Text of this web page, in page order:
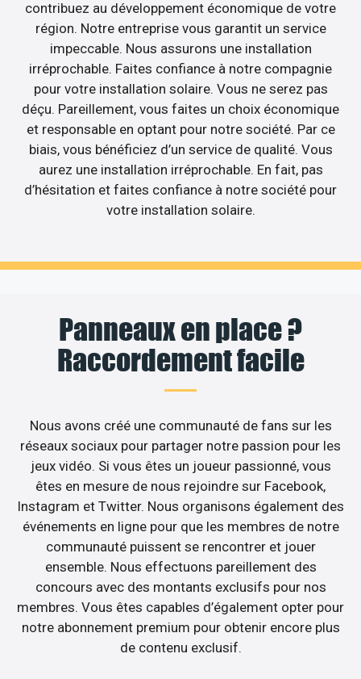
contribuez au développement économique de votre
région. Notre entreprise vous garantit un service
impeccable. Nous assurons une installation
irréprochable. Faites confiance à notre compagnie
pour votre installation solaire. Vous ne serez pas
déçu. Pareillement, vous faites un choix économique
et responsable en optant pour notre société. Par ce
biais, vous bénéficiez d’un service de qualité. Vous
aurez une installation irréprochable. En fait, pas
d’hésitation et faites confiance à notre société pour
votre installation solaire.
Panneaux en place ?
Raccordement facile
Nous avons créé une communauté de fans sur les
réseaux sociaux pour partager notre passion pour les
jeux vidéo. Si vous êtes un joueur passionné, vous
êtes en mesure de nous rejoindre sur Facebook,
Instagram et Twitter. Nous organisons également des
événements en ligne pour que les membres de notre
communauté puissent se rencontrer et jouer
ensemble. Nous effectuons pareillement des
concours avec des montants exclusifs pour nos
membres. Vous êtes capables d’également opter pour
notre abonnement premium pour obtenir encore plus
de contenu exclusif.